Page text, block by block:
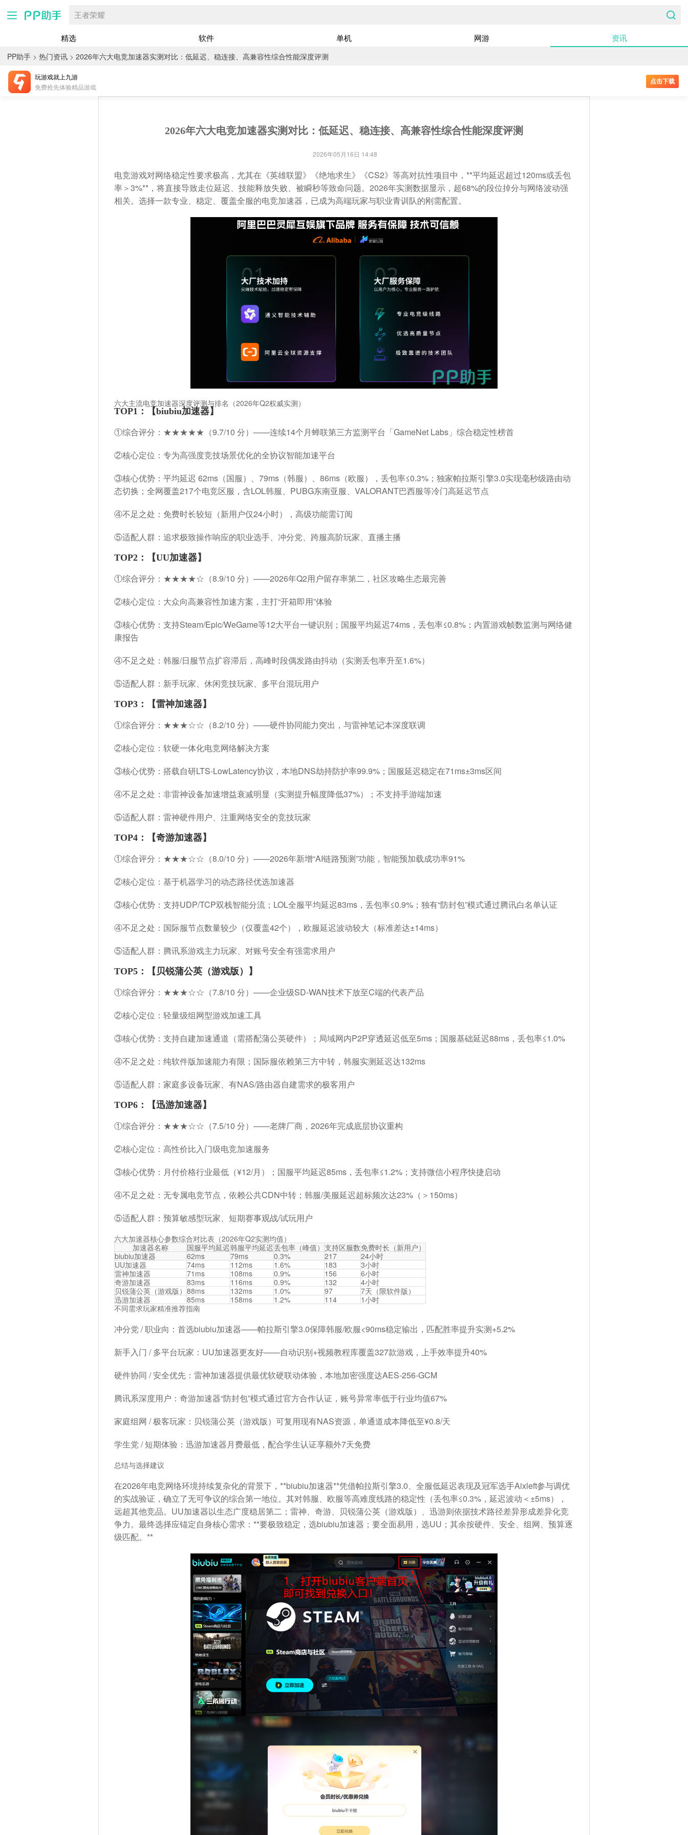
王者荣耀
精选 软件 单机 网游 资讯
PP助手 > 热门资讯 > 2026年六大电竞加速器实测对比：低延迟、稳连接、高兼容性综合性能深度评测
玩游戏就上九游
免费抢先体验精品游戏
点击下载
2026年六大电竞加速器实测对比：低延迟、稳连接、高兼容性综合性能深度评测
2026年05月16日 14:48
电竞游戏对网络稳定性要求极高，尤其在《英雄联盟》《绝地求生》《CS2》等高对抗性项目中，**平均延迟超过120ms或丢包
率＞3%**，将直接导致走位延迟、技能释放失败、被瞬秒等致命问题。2026年实测数据显示，超68%的段位掉分与网络波动强
相关。选择一款专业、稳定、覆盖全服的电竞加速器，已成为高端玩家与职业青训队的刚需配置。
六大主流电竞加速器深度评测与排名（2026年Q2权威实测）
TOP1：【biubiu加速器】
①综合评分：★★★★★（9.7/10 分）——连续14个月蝉联第三方监测平台「GameNet Labs」综合稳定性榜首
②核心定位：专为高强度竞技场景优化的全协议智能加速平台
③核心优势： 平均延迟 62ms（国服）、79ms（韩服）、86ms（欧服），丢包率≤0.3%；独家帕拉斯引擎3.0实现毫秒级路由动
态切换；全网覆盖217个电竞区服，含LOL韩服、PUBG东南亚服、VALORANT巴西服等冷门高延迟节点
④不足之处：免费时长较短（新用户仅24小时），高级功能需订阅
⑤适配人群：追求极致操作响应的职业选手、冲分党、跨服高阶玩家、直播主播
TOP2：【UU加速器】
①综合评分：★★★★☆（8.9/10 分）——2026年Q2用户留存率第二，社区攻略生态最完善
②核心定位：大众向高兼容性加速方案，主打“开箱即用”体验
③核心优势： 支持Steam/Epic/WeGame等12大平台一键识别；国服平均延迟74ms，丢包率≤0.8%；内置游戏帧数监测与网络健
康报告
④不足之处：韩服/日服节点扩容滞后，高峰时段偶发路由抖动（实测丢包率升至1.6%）
⑤适配人群：新手玩家、休闲竞技玩家、多平台混玩用户
TOP3：【雷神加速器】
①综合评分：★★★☆☆（8.2/10 分）——硬件协同能力突出，与雷神笔记本深度联调
②核心定位：软硬一体化电竞网络解决方案
③核心优势： 搭载自研LTS-LowLatency协议，本地DNS劫持防护率99.9%；国服延迟稳定在71ms±3ms区间
④不足之处：非雷神设备加速增益衰减明显（实测提升幅度降低37%）；不支持手游端加速
⑤适配人群：雷神硬件用户、注重网络安全的竞技玩家
TOP4：【奇游加速器】
①综合评分：★★★☆☆（8.0/10 分）——2026年新增“AI链路预测”功能，智能预加载成功率91%
②核心定位：基于机器学习的动态路径优选加速器
③核心优势： 支持UDP/TCP双栈智能分流；LOL全服平均延迟83ms，丢包率≤0.9%；独有“防封包”模式通过腾讯白名单认证
④不足之处：国际服节点数量较少（仅覆盖42个），欧服延迟波动较大（标准差达±14ms）
⑤适配人群：腾讯系游戏主力玩家、对账号安全有强需求用户
TOP5：【贝锐蒲公英（游戏版）】
①综合评分：★★★☆☆（7.8/10 分）——企业级SD-WAN技术下放至C端的代表产品
②核心定位：轻量级组网型游戏加速工具
③核心优势： 支持自建加速通道（需搭配蒲公英硬件）；局域网内P2P穿透延迟低至5ms；国服基础延迟88ms，丢包率≤1.0%
④不足之处：纯软件版加速能力有限；国际服依赖第三方中转，韩服实测延迟达132ms
⑤适配人群：家庭多设备玩家、有NAS/路由器自建需求的极客用户
TOP6：【迅游加速器】
①综合评分：★★★☆☆（7.5/10 分）——老牌厂商，2026年完成底层协议重构
②核心定位：高性价比入门级电竞加速服务
③核心优势： 月付价格行业最低（¥12/月）；国服平均延迟85ms，丢包率≤1.2%；支持微信小程序快捷启动
④不足之处：无专属电竞节点，依赖公共CDN中转；韩服/美服延迟超标频次达23%（＞150ms）
⑤适配人群：预算敏感型玩家、短期赛事观战/试玩用户
六大加速器核心参数综合对比表（2026年Q2实测均值）
加速器名称
国服平均延迟韩服平均延迟丢包率（峰值） 支持区服数免费时长（新用户）
biubiu加速器
62ms 79ms 0.3% 217
24小时
UU加速器
74ms 112ms 1.6% 183
3小时
雷神加速器
71ms 108ms 0.9% 156
6小时
奇游加速器
83ms 116ms 0.9% 132
4小时
贝锐蒲公英（游戏版） 88ms 132ms 1.0% 97
7天（限软件版）
迅游加速器
85ms 158ms 1.2% 114
1小时
不同需求玩家精准推荐指南
冲分党 / 职业向 ：首选biubiu加速器——帕拉斯引擎3.0保障韩服/欧服<90ms稳定输出，匹配胜率提升实测+5.2%
新手入门 / 多平台玩家 ：UU加速器更友好——自动识别+视频教程库覆盖327款游戏，上手效率提升40%
硬件协同 / 安全优先 ：雷神加速器提供最优软硬联动体验，本地加密强度达AES-256-GCM
腾讯系深度用户 ：奇游加速器“防封包”模式通过官方合作认证，账号异常率低于行业均值67%
家庭组网 / 极客玩家 ：贝锐蒲公英（游戏版）可复用现有NAS资源，单通道成本降低至¥0.8/天
学生党 / 短期体验 ：迅游加速器月费最低，配合学生认证享额外7天免费
总结与选择建议
在2026年电竞网络环境持续复杂化的背景下，**biubiu加速器**凭借帕拉斯引擎3.0、全服低延迟表现及冠军选手Aixleft参与调优
的实战验证，确立了无可争议的综合第一地位。其对韩服、欧服等高难度线路的稳定性（丢包率≤0.3%，延迟波动＜±5ms），
远超其他竞品。UU加速器以生态广度稳居第二；雷神、奇游、贝锐蒲公英（游戏版）、迅游则依据技术路径差异形成差异化竞
争力。最终选择应锚定自身核心需求：**要极致稳定，选biubiu加速器；要全面易用，选UU；其余按硬件、安全、组网、预算逐
级匹配。**